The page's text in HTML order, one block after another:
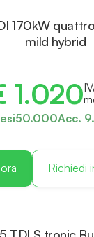
170kW
mild hybrid
1.020
50.000Acc.
Richiedi